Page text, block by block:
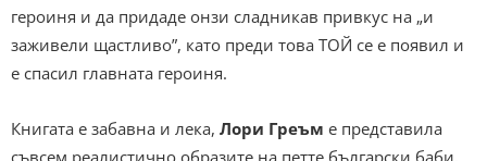
героиня и да придаде онзи сладникав привкус на „и
заживели щастливо”, като преди това ТОЙ се е появил и
е спасил главната героиня.
Книгата е забавна и лека, Лори Греъм е представила
съвсем реалистично образите на петте български баби,